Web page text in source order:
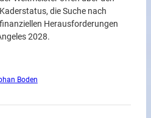
die Suche nach
Herausforderungen
2028.
Boden